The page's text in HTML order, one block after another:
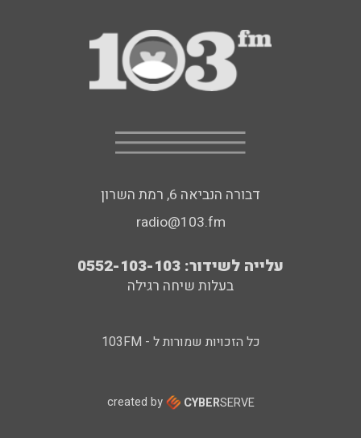
דבורה הנביאה 6, רמת השרון
radio@103.fm
עלייה לשידור: 0552-103-103
בעלות שיחה רגילה
כל הזכויות שמורות ל - 103FM
created by CYBERSERVE